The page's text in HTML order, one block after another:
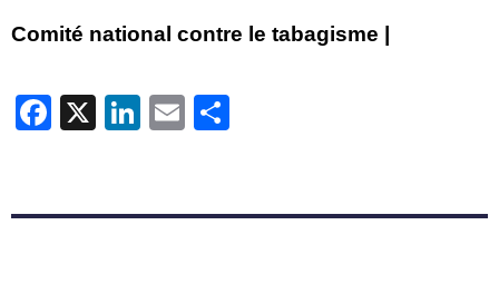
Comité national contre le tabagisme |
Facebook
X LinkedIn
Email